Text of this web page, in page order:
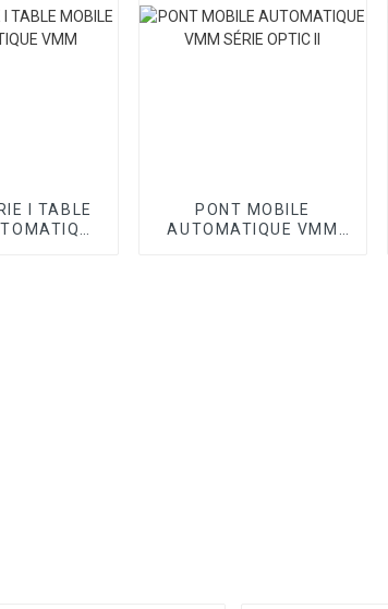
I TABLE
PONT MOBILE
AUTOMATIQUE VMM